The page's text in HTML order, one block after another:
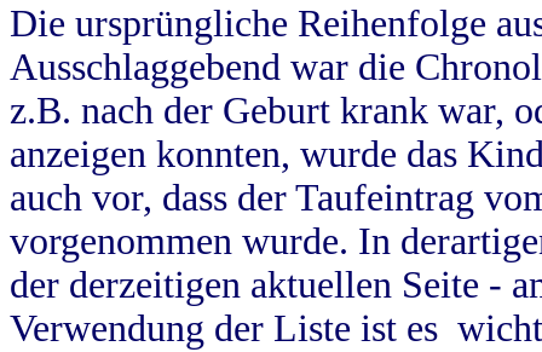
Die ursprüngliche Reihenfolge
Ausschlaggebend war die
z.B. nach der Geburt krank war,
anzeigen konnten, wurde das
auch vor, dass der Taufeintrag
vorgenommen wurde. In
der derzeitigen aktuellen Seite -
Verwendung der Liste ist es